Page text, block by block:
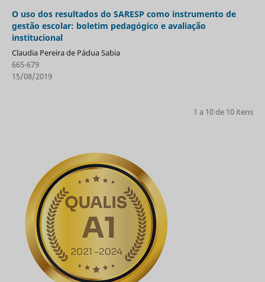
O uso dos resultados do SARESP como instrumento de
gestão escolar: boletim pedagógico e avaliação
institucional
Claudia Pereira de Pádua Sabia
665-679
15/08/2019
1 a 10 de 10 itens